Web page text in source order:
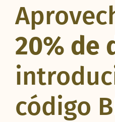
20% de
código